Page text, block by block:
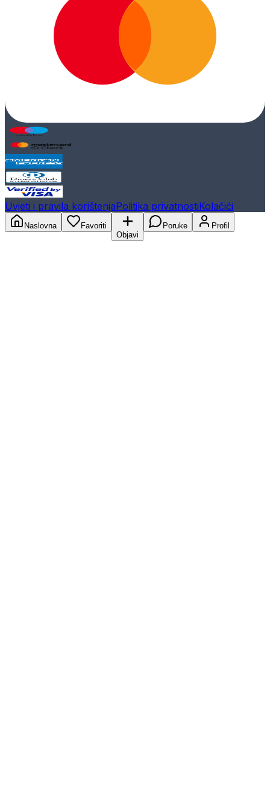
Uvjeti i pravila korištenjaPolitika privatnostiKolačići
Naslovna
Favoriti
Objavi
Poruke Profil